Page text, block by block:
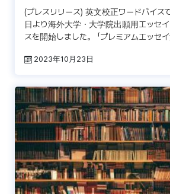
(プレスリリース) 英文校正ワードバイス
日より海外大学・大学院出願用エッセ
スを開始しました。 「プレミアムエッセイ
2023年10月23日